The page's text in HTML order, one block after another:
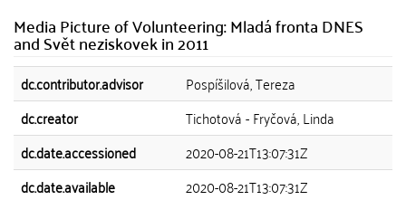
Media Picture of Volunteering: Mladá fronta DNES
and Svět neziskovek in 2011
dc.contributor.advisor
Pospíšilová, Tereza
dc.creator
Tichotová - Fryčová, Linda
dc.date.accessioned
2020-08-21T13:07:31Z
dc.date.available
2020-08-21T13:07:31Z